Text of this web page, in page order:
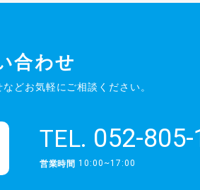
合わせ
などお気軽にご相談ください。
TEL. 052-805-
営業時間 10:00~17:00